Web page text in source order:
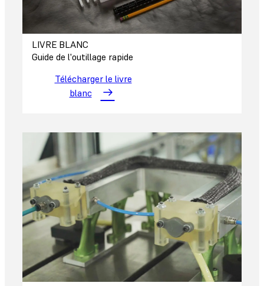
LIVRE BLANC
Guide de l'outillage rapide
Télécharger le livre
blanc